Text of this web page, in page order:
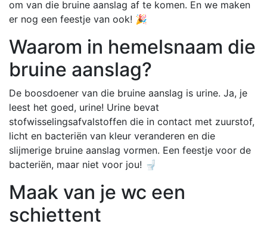
om van die bruine aanslag af te komen. En we maken
er nog een feestje van ook! 🎉
Waarom in hemelsnaam die
bruine aanslag?
De boosdoener van die bruine aanslag is urine. Ja, je
leest het goed, urine! Urine bevat
stofwisselingsafvalstoffen die in contact met zuurstof,
licht en bacteriën van kleur veranderen en die
slijmerige bruine aanslag vormen. Een feestje voor de
bacteriën, maar niet voor jou! 🚽
Maak van je wc een
schiettent